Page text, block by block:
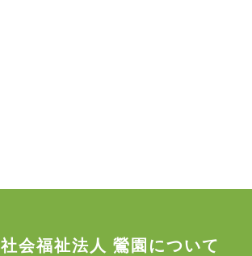
社会福祉法人 鶯園について